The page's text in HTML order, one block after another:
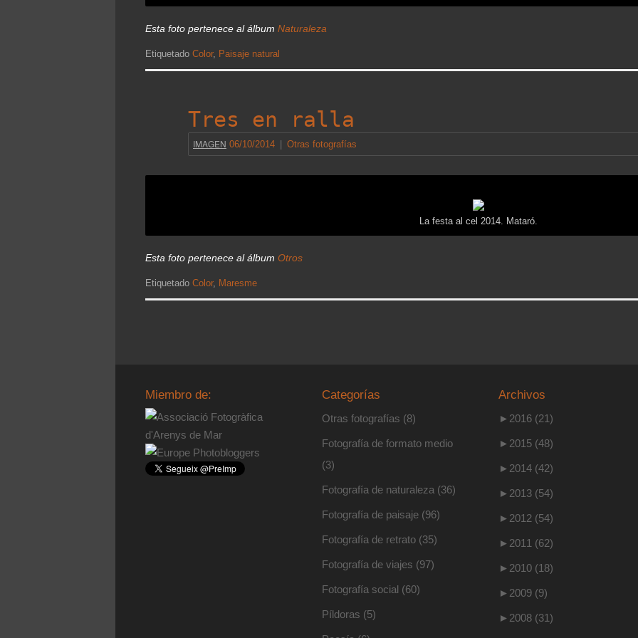
Esta foto pertenece al álbum Naturaleza
Etiquetado Color, Paisaje natural
Tres en ralla
IMAGEN 06/10/2014 Otras fotografías
La festa al cel 2014. Mataró.
Esta foto pertenece al álbum Otros
Etiquetado Color, Maresme
Miembro de: Categorías
Otras fotografías (8)
Fotografía de formato medio
(3)
Fotografía de naturaleza (36)
Fotografía de paisaje (96)
Fotografía de retrato (35)
Fotografía de viajes (97)
Fotografía social (60)
Píldoras (5)
Archivos
► 2016 (21)
► 2015 (48)
► 2014 (42)
► 2013 (54)
► 2012 (54)
► 2011 (62)
► 2010 (18)
► 2009 (9)
► 2008 (31)